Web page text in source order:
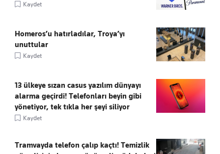
Kaydet
Homeros’u hatırladılar, Troya’yı
unuttular
Kaydet
13 ülkeye sızan casus yazılım dünyayı
alarma geçirdi! Telefonları beyin gibi
yönetiyor, tek tıkla her şeyi siliyor
Kaydet
Tramvayda telefon çalıp kaçtı! Temizlik